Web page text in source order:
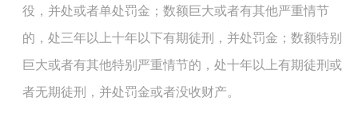
役，并处或者单处罚金；数额巨大或者有其他严重情节
的，处三年以上十年以下有期徒刑，并处罚金；数额特别
巨大或者有其他特别严重情节的，处十年以上有期徒刑或
者无期徒刑，并处罚金或者没收财产。